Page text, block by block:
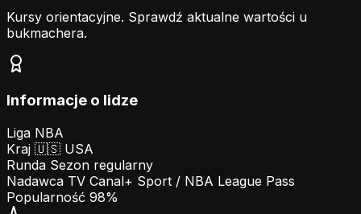
Kursy orientacyjne. Sprawdź aktualne wartości u
bukmachera.
Informacje o lidze
Liga NBA
Kraj 🇺🇸 USA
Runda Sezon regularny
Nadawca TV Canal+ Sport / NBA League Pass
Popularność 98%